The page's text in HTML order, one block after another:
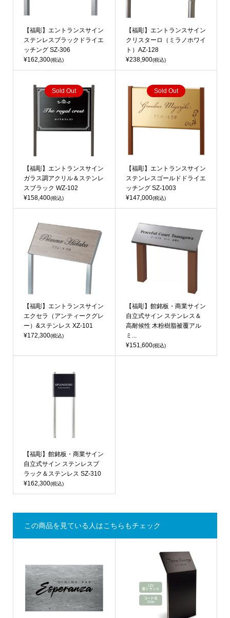
【福彫】エントランスサイン
ステンレスブラックドライエ
ッチング SZ-306
¥162,300(税込)
【福彫】エントランスサイン
クリスターロ（ミラノホワイ
ト）AZ-128
¥238,900(税込)
Sold Out
【福彫】エントランスサイン
ガラス調アクリル＆ステンレ
スブラック WZ-102
¥158,400(税込)
Sold Out
【福彫】エントランスサイン
ステンレスゴールドドライエ
ッチング SZ-1003
¥147,000(税込)
【福彫】エントランスサイン
エクセラ（アンティークグレ
ー）&ステンレス XZ-101
¥172,300(税込)
【福彫】館銘板・商業サイン
自立式サイン ステンレス＆
高耐候性 木粉樹脂被覆アル
ミ...
¥151,600(税込)
【福彫】館銘板・商業サイン
自立式サイン ステンレスブ
ラック＆ステンレス SZ-310
¥162,300(税込)
この商品を見ている人はこちらもチェック